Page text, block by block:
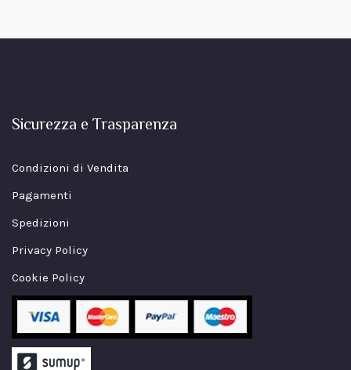
Sicurezza e Trasparenza
Condizioni di Vendita
Pagamenti
Spedizioni
Privacy Policy
Cookie Policy